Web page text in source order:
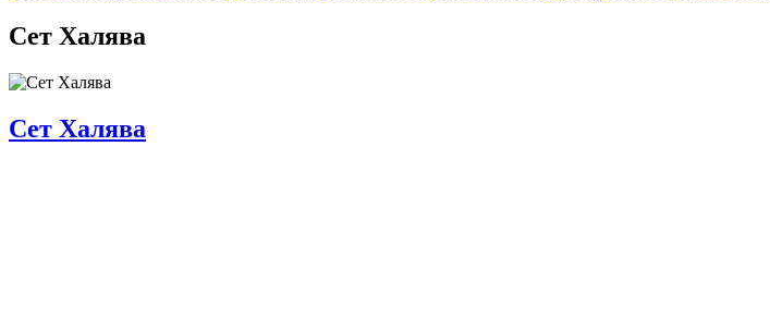
Сет Халява
Сет Халява